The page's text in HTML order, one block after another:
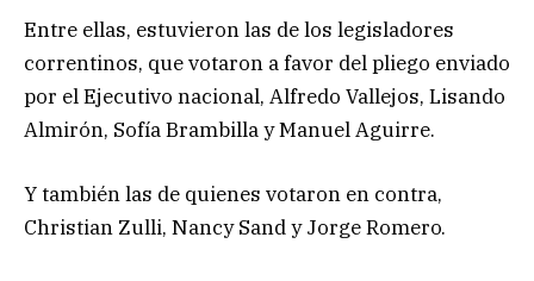
Entre ellas, estuvieron las de los legisladores
correntinos, que votaron a favor del pliego enviado
por el Ejecutivo nacional, Alfredo Vallejos, Lisando
Almirón, Sofía Brambilla y Manuel Aguirre.
Y también las de quienes votaron en contra,
Christian Zulli, Nancy Sand y Jorge Romero.